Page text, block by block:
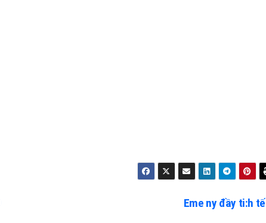
Eme ny đầy ti:h tế